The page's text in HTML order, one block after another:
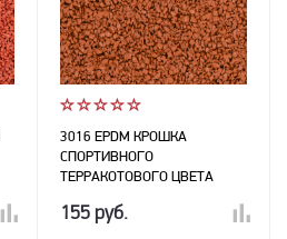
3016 EPDM КРОШКА
СПОРТИВНОГО
ТЕРРАКОТОВОГО ЦВЕТА
155 руб.